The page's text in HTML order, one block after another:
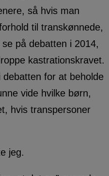
så hvis man
til transkønnede,
på debatten i 2014,
kastrationskravet.
for at beholde
vide hvilke børn,
hvis transpersoner
jeg.